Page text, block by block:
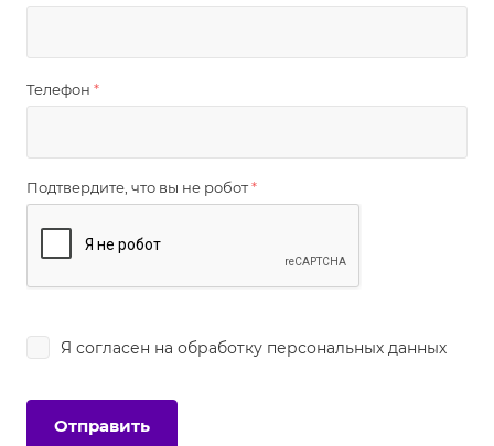
Телефон *
Подтвердите, что вы не робот*
Я согласен на обработку персональных данных